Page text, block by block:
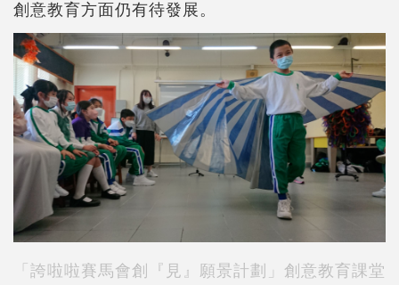
創意教育方面仍有待發展。
「誇啦啦賽馬會創『見』願景計劃」創意教育課堂